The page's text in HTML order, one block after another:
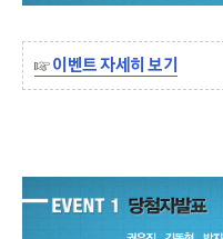
☞이벤트 자세히 보기